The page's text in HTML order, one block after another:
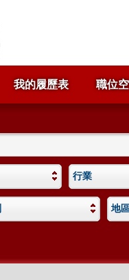
我的履歷表 職位
行業
地